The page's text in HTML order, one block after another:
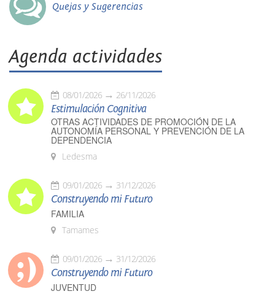
Quejas y Sugerencias
Agenda actividades
08/01/2026 26/11/2026
Estimulación Cognitiva
OTRAS ACTIVIDADES DE PROMOCIÓN DE LA
AUTONOMÍA PERSONAL Y PREVENCIÓN DE LA
DEPENDENCIA
Ledesma
09/01/2026 31/12/2026
Construyendo mi Futuro
FAMILIA
Tamames
09/01/2026 31/12/2026
Construyendo mi Futuro
JUVENTUD